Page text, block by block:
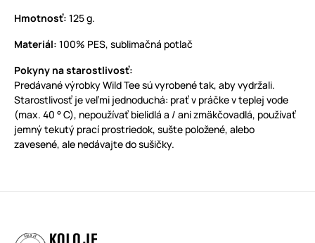
Hmotnosť: 125 g.
Materiál: 100% PES, sublimačná potlač
Pokyny na starostlivosť:
Predávané výrobky Wild Tee sú vyrobené tak, aby vydržali.
Starostlivosť je veľmi jednoduchá: prať v práčke v teplej vode
(max. 40 ° C), nepoužívať bielidlá a / ani zmäkčovadlá, používať
jemný tekutý prací prostriedok, sušte položené, alebo
zavesené, ale nedávajte do sušičky.